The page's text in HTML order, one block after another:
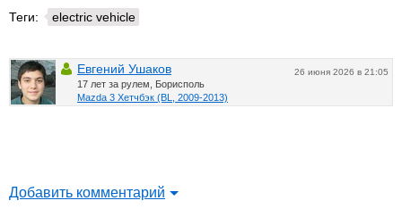
Теги: electric vehicle
26 июня 2026 в 21:05
Евгений Ушаков
17 лет за рулем, Борисполь
Mazda 3 Хетчбэк (BL, 2009-2013)
Добавить комментарий